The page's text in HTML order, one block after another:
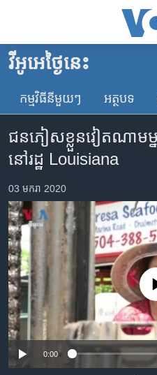
គេហទំព័រ​
ទាក់ទង
និង​
ចូល​
ទំព័រ​
ម្តង
រំលង​
និង​
ចូល​
ទៅ​
ទំព័រ​
រចនា
សម្ព័ន្ធ​
រំលង​
កម្ពុជា
អន្តរជាតិ
ចិន
ហេឡូវីអូអេ
កម្ពុជាច្នៃប្រតិដ្ឋ
ព្រឹត្តិការណ៍ព័ត៌មាន
ទូរទស្សន៍ / វីដេអូ​
វិទ្យុ / ផតខាសថ៍
កម្មវិធីទាំងអស់
Khmer English
វីអូអេថ្ងៃនេះ
កម្មវិធី​នីមួយៗ អត្ថបទ​
ជន​ភៀស​ខ្លួន​វៀតណាម​ម្ន
នៅ​រដ្ឋ Louisiana
03 មករា 2020
No media
0:00